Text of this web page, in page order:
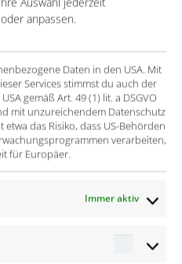
anpassen.
Daten in den USA. Mit
Services stimmst du auch der
gemäß Art. 49 (1) lit. a DSGVO
mit unzureichendem Datenschutz
das Risiko, dass US-Behörden
verarbeiten,
für Europäer.
Immer aktiv